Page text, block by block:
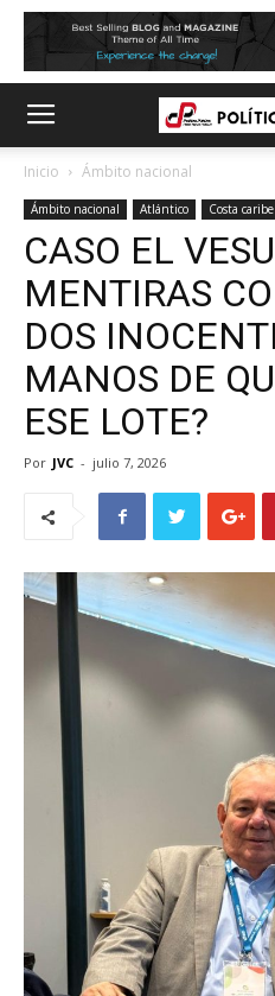
Inicio Ámbito nacional
Ámbito nacional Atlántico Costa caribe
CASO EL
MENTIRAS
DOS
MANOS DE
ESE LOTE?
Por JVC - julio 7, 2026